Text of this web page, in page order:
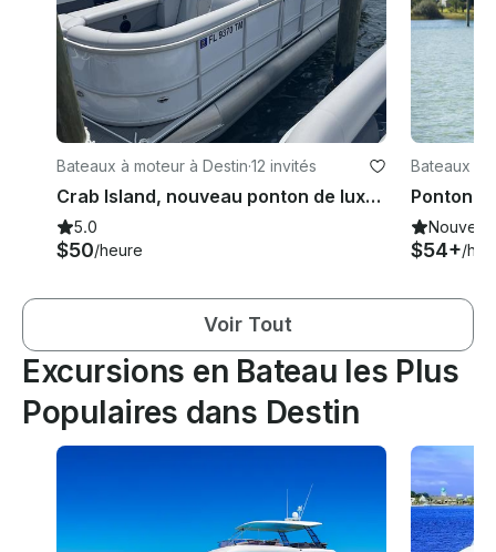
Bateaux à moteur à Destin·12 invités
Crab Island, nouveau ponton de luxe Bentley Legacy 2024 de 24 pieds avec moteur de 115 CV !
5.0
$50/heure
Bateaux à
each
Nouveau
$54+/
Voir Tout
Excursions en Bateau les Plus
Populaires dans Destin